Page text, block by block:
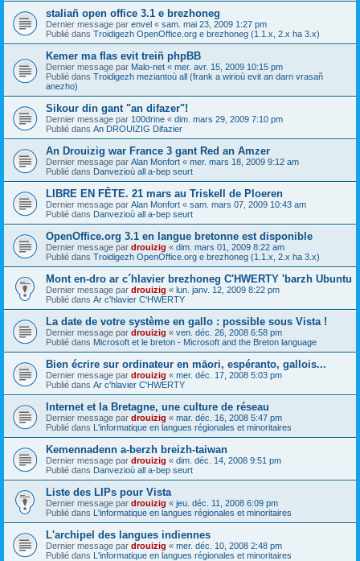
staliañ open office 3.1 e brezhoneg
Dernier message par envel « sam. mai 23, 2009 1:27 pm
Publié dans Troidigezh OpenOffice.org e brezhoneg (1.1.x, 2.x ha 3.x)
Kemer ma flas evit treiñ phpBB
Dernier message par Malo-net « mer. avr. 15, 2009 10:15 pm
Publié dans Troidigezh meziantoù all (frank a wirioù evit an darn vrasañ
anezho)
Sikour din gant "an difazer"!
Dernier message par 100drine « dim. mars 29, 2009 7:10 pm
Publié dans An DROUIZIG Difazier
An Drouizig war France 3 gant Red an Amzer
Dernier message par Alan Monfort « mer. mars 18, 2009 9:12 am
Publié dans Danvezioù all a-bep seurt
LIBRE EN FÊTE. 21 mars au Triskell de Ploeren
Dernier message par Alan Monfort « sam. mars 07, 2009 10:43 am
Publié dans Danvezioù all a-bep seurt
OpenOffice.org 3.1 en langue bretonne est disponible
Dernier message par drouizig « dim. mars 01, 2009 8:22 am
Publié dans Troidigezh OpenOffice.org e brezhoneg (1.1.x, 2.x ha 3.x)
Mont en-dro ar c´hlavier brezhoneg C'HWERTY 'barzh Ubuntu
Dernier message par drouizig « lun. janv. 12, 2009 8:22 pm
Publié dans Ar c'hlavier C'HWERTY
La date de votre système en gallo : possible sous Vista !
Dernier message par drouizig « ven. déc. 26, 2008 6:58 pm
Publié dans Microsoft et le breton - Microsoft and the Breton language
Bien écrire sur ordinateur en māori, espéranto, gallois...
Dernier message par drouizig « mer. déc. 17, 2008 5:03 pm
Publié dans Ar c'hlavier C'HWERTY
Internet et la Bretagne, une culture de réseau
Dernier message par drouizig « mar. déc. 16, 2008 5:47 pm
Publié dans L'informatique en langues régionales et minoritaires
Kemennadenn a-berzh breizh-taiwan
Dernier message par drouizig « dim. déc. 14, 2008 9:51 pm
Publié dans Danvezioù all a-bep seurt
Liste des LIPs pour Vista
Dernier message par drouizig « jeu. déc. 11, 2008 6:09 pm
Publié dans L'informatique en langues régionales et minoritaires
L'archipel des langues indiennes
Dernier message par drouizig « mer. déc. 10, 2008 2:48 pm
Publié dans L'informatique en langues régionales et minoritaires